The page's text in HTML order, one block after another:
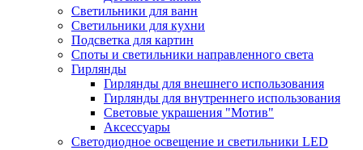
Светильники для ванн
Светильники для кухни
Подсветка для картин
Споты и светильники направленного света
Гирлянды
Гирлянды для внешнего использования
Гирлянды для внутреннего использования
Световые украшения "Мотив"
Аксессуары
Светодиодное освещение и светильники LED